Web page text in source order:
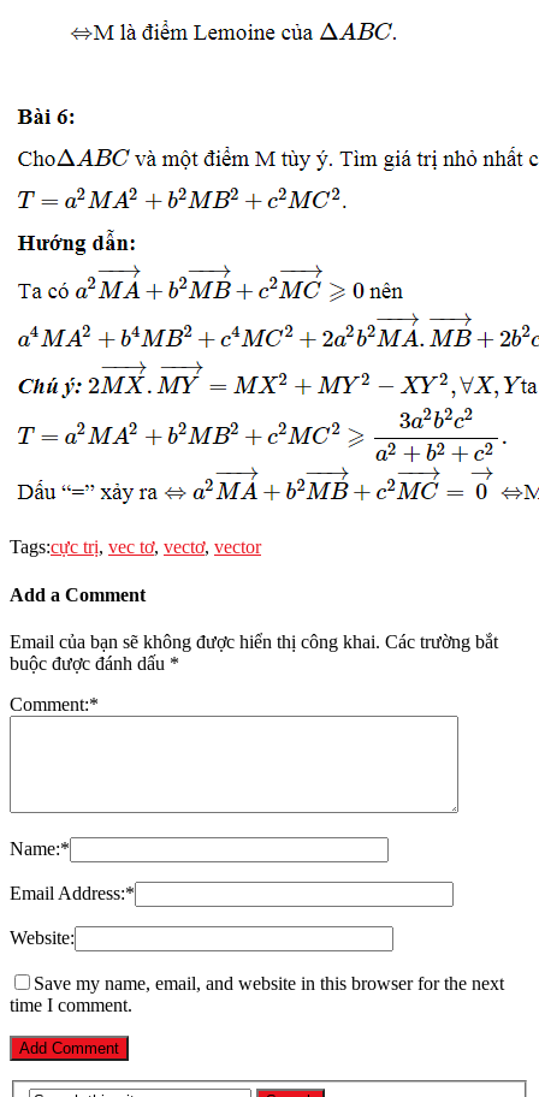
Tags:cực trị, vec tơ, vectơ, vector
Add a Comment
Email của bạn sẽ không được hiển thị công khai. Các trường bắt
buộc được đánh dấu *
Comment:*
Name:*
Email Address:*
Website:
Save my name, email, and website in this browser for the next
time I comment.